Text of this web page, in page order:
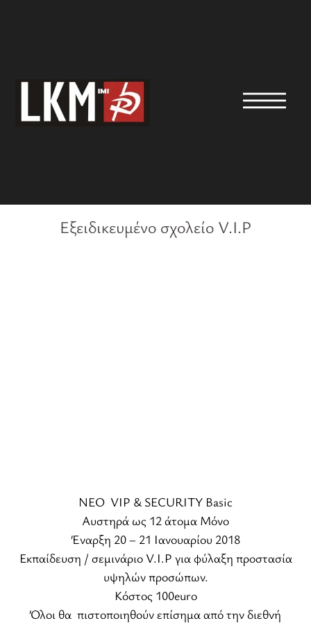
Εξειδικευμένο σχολείο V.I.P
ΝΕΟ VIP & SECURITY Basic
Αυστηρά ως 12 άτομα Μόνο
Έναρξη 20 – 21 Ιανουαρίου 2018
Εκπαίδευση / σεμινάριο V.I.P για φύλαξη προστασία
υψηλών προσώπων.
Κόστος 100euro
Όλοι θα πιστοποιηθούν επίσημα από την διεθνή